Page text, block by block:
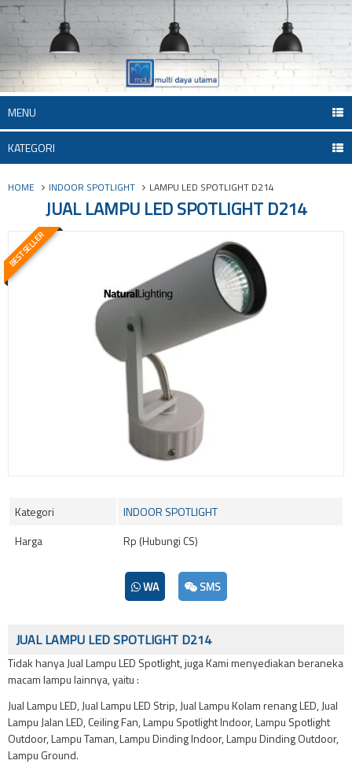
MENU
KATEGORI
HOME INDOOR SPOTLIGHT LAMPU LED SPOTLIGHT D214
JUAL LAMPU LED SPOTLIGHT D214
BEST SELLER
Kategori
INDOOR SPOTLIGHT
Harga
Rp (Hubungi CS)
WA SMS
JUAL LAMPU LED SPOTLIGHT D214
Tidak hanya Jual Lampu LED Spotlight, juga Kami menyediakan beraneka
macam lampu lainnya, yaitu :
Jual Lampu LED, Jual Lampu LED Strip, Jual Lampu Kolam renang LED, Jual
Lampu Jalan LED, Ceiling Fan, Lampu Spotlight Indoor, Lampu Spotlight
Outdoor, Lampu Taman, Lampu Dinding Indoor, Lampu Dinding Outdoor,
Lampu Ground.